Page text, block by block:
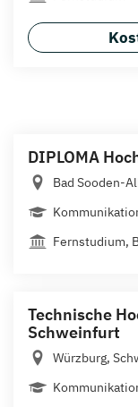
DIPLOMA
Bad Sooden-
Fernstudium,
Technische
Schweinfurt
Würzburg,